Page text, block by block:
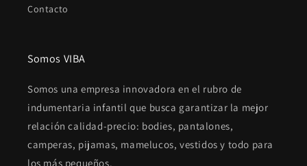
Contacto
Somos VIBA
Somos una empresa innovadora en el rubro de
indumentaria infantil que busca garantizar la mejor
relación calidad-precio: bodies, pantalones,
camperas, pijamas, mamelucos, vestidos y todo para
los más pequeños.